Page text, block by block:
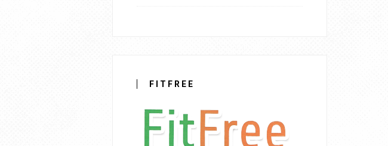
FITFREE